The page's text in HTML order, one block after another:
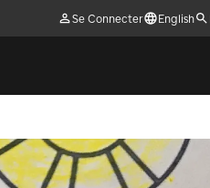
Se Connecter English